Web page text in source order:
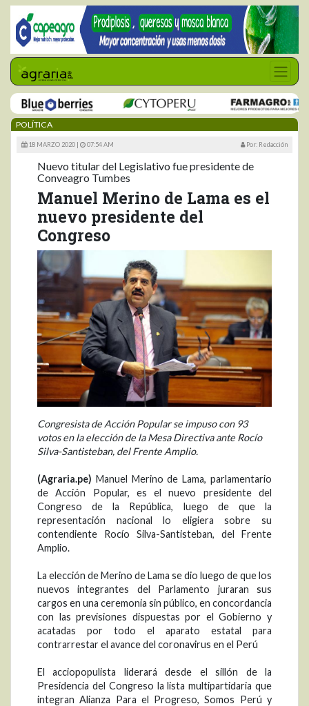
POLÍTICA
18 MARZO 2020 | 07:54 AM Por: Redacción
Nuevo titular del Legislativo fue presidente de
Conveagro Tumbes
Manuel Merino de Lama es el
nuevo presidente del
Congreso
Congresista de Acción Popular se impuso con 93
votos en la elección de la Mesa Directiva ante Rocío
Silva-Santisteban, del Frente Amplio.
(Agraria.pe) Manuel Merino de Lama, parlamentario
de Acción Popular, es el nuevo presidente del
Congreso de la República, luego de que la
representación nacional lo eligiera sobre su
contendiente Rocío Silva-Santisteban, del Frente
Amplio.
La elección de Merino de Lama se dio luego de que los
nuevos integrantes del Parlamento juraran sus
cargos en una ceremonia sin público, en concordancia
con las previsiones dispuestas por el Gobierno y
acatadas por todo el aparato estatal para
contrarrestar el avance del coronavirus en el Perú
El acciopopulista liderará desde el sillón de la
Presidencia del Congreso la lista multipartidaria que
integran Alianza Para el Progreso, Somos Perú y